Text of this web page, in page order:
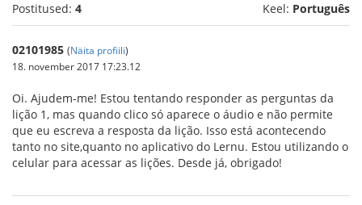
Postitused: 4 Keel: Português
02101985 (Näita profiili)
18. november 2017 17:23.12
Oi. Ajudem-me! Estou tentando responder as perguntas da
lição 1, mas quando clico só aparece o áudio e não permite
que eu escreva a resposta da lição. Isso está acontecendo
tanto no site,quanto no aplicativo do Lernu. Estou utilizando o
celular para acessar as lições. Desde já, obrigado!